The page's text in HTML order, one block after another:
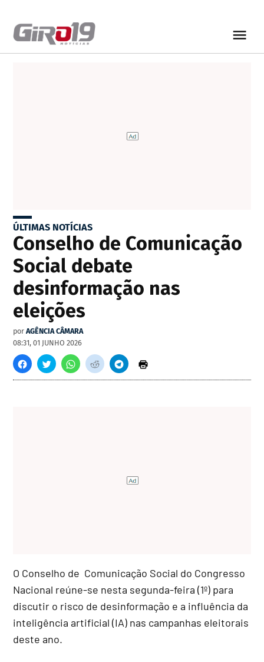
ÚLTIMAS NOTÍCIAS
Conselho de Comunicação
Social debate
desinformação nas
eleições
por AGÊNCIA CÂMARA
08:31, 01 JUNHO 2026
O Conselho de Comunicação Social do Congresso
Nacional reúne-se nesta segunda-feira (1º) para
discutir o risco de desinformação e a influência da
inteligência artificial (IA) nas campanhas eleitorais
deste ano.